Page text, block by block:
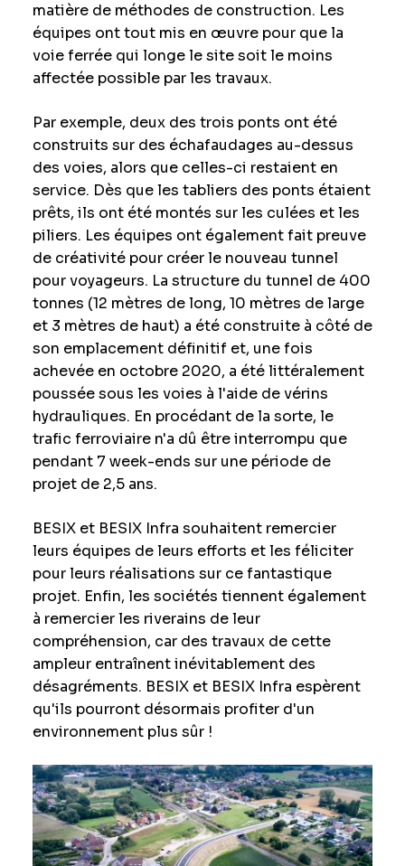
matière de méthodes de construction. Les
équipes ont tout mis en œuvre pour que la
voie ferrée qui longe le site soit le moins
affectée possible par les travaux.
Par exemple, deux des trois ponts ont été
construits sur des échafaudages au-dessus
des voies, alors que celles-ci restaient en
service. Dès que les tabliers des ponts étaient
prêts, ils ont été montés sur les culées et les
piliers. Les équipes ont également fait preuve
de créativité pour créer le nouveau tunnel
pour voyageurs. La structure du tunnel de 400
tonnes (12 mètres de long, 10 mètres de large
et 3 mètres de haut) a été construite à côté de
son emplacement définitif et, une fois
achevée en octobre 2020, a été littéralement
poussée sous les voies à l'aide de vérins
hydrauliques. En procédant de la sorte, le
trafic ferroviaire n'a dû être interrompu que
pendant 7 week-ends sur une période de
projet de 2,5 ans.
BESIX et BESIX Infra souhaitent remercier
leurs équipes de leurs efforts et les féliciter
pour leurs réalisations sur ce fantastique
projet. Enfin, les sociétés tiennent également
à remercier les riverains de leur
compréhension, car des travaux de cette
ampleur entraînent inévitablement des
désagréments. BESIX et BESIX Infra espèrent
qu'ils pourront désormais profiter d'un
environnement plus sûr !